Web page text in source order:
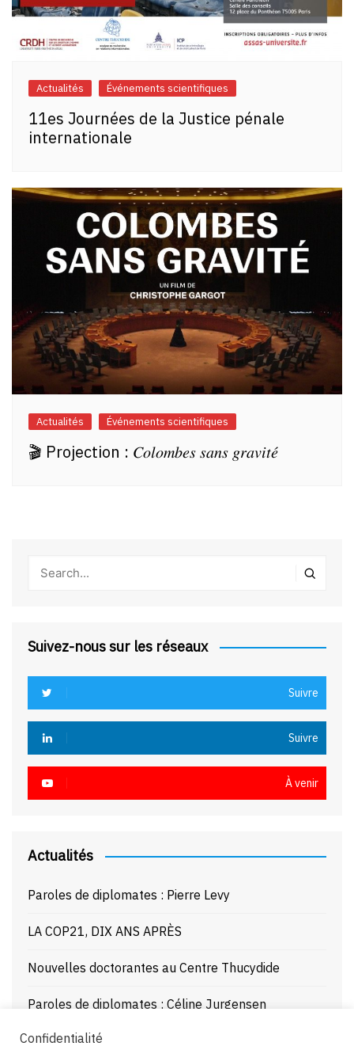
Actualités Événements scientifiques
11es Journées de la Justice pénale
internationale
Actualités Événements scientifiques
🎬 Projection : 𝐶𝑜𝑙𝑜𝑚𝑏𝑒𝑠 𝑠𝑎𝑛𝑠 𝑔𝑟𝑎𝑣𝑖𝑡𝑒́
Suivez-nous sur les réseaux
Suivre
Suivre
À venir
Actualités
Paroles de diplomates : Pierre Levy
LA COP21, DIX ANS APRÈS
Nouvelles doctorantes au Centre Thucydide
Paroles de diplomates : Céline Jurgensen
Journée d’étude : La Mer Noire enjeux stratégiques
Confidentialité